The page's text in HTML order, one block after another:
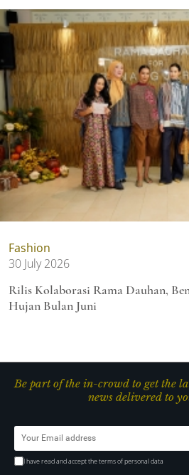
Fashion
30 July 2026
Rilis Kolaborasi Rama Dauhan,
Hujan Bulan Juni
Be part of the in-crowd to get the
news delivered to
I have read and accept the terms of personal data